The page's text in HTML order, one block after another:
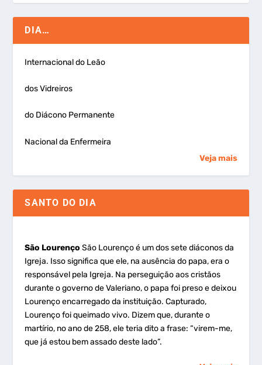
DIA…
Internacional do Leão
dos Vidreiros
do Diácono Permanente
Nacional da Enfermeira
Veja mais
SANTO DO DIA
São Lourenço São Lourenço é um dos sete diáconos da
Igreja. Isso significa que ele, na ausência do papa, era o
responsável pela Igreja. Na perseguição aos cristãos
durante o governo de Valeriano, o papa foi preso e deixou
Lourenço encarregado da instituição. Capturado,
Lourenço foi queimado vivo. Dizem que, durante o
martírio, no ano de 258, ele teria dito a frase: “virem-me,
que já estou bem assado deste lado”.